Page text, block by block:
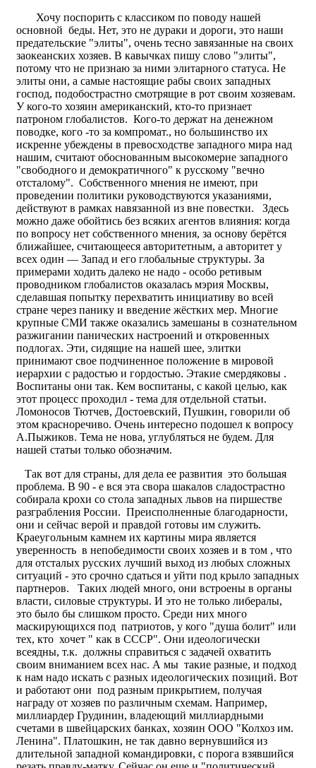
Хочу поспорить с классиком по поводу нашей
основной беды. Нет, это не дураки и дороги, это наши
предательские "элиты", очень тесно завязанные на своих
заокеанских хозяев. В кавычках пишу слово "элиты",
потому что не признаю за ними элитарного статуса. Не
элиты они, а самые настоящие рабы своих западных
господ, подобострастно смотрящие в рот своим хозяевам.
У кого-то хозяин американский, кто-то признает
патроном глобалистов. Кого-то держат на денежном
поводке, кого -то за компромат., но большинство их
искренне убеждены в превосходстве западного мира над
нашим, считают обоснованным высокомерие западного
"свободного и демократичного" к русскому "вечно
отсталому". Собственного мнения не имеют, при
проведении политики руководствуются указаниями,
действуют в рамках навязанной из вне повестки. Здесь
можно даже обойтись без всяких агентов влияния: когда
по вопросу нет собственного мнения, за основу берётся
ближайшее, считающееся авторитетным, а авторитет у
всех один — Запад и его глобальные структуры. За
примерами ходить далеко не надо - особо ретивым
проводником глобалистов оказалась мэрия Москвы,
сделавшая попытку перехватить инициативу во всей
стране через панику и введение жёстких мер. Многие
крупные СМИ также оказались замешаны в сознательном
разжигании панических настроений и откровенных
подлогах. Эти, сидящие на нашей шее, элитки
принимают свое подчиненное положение в мировой
иерархии с радостью и гордостью. Этакие смердяковы .
Воспитаны они так. Кем воспитаны, с какой целью, как
этот процесс проходил - тема для отдельной статьи.
Ломоносов Тютчев, Достоевский, Пушкин, говорили об
этом красноречиво. Очень интересно подошел к вопросу
А.Пыжиков. Тема не нова, углубляться не будем. Для
нашей статьи только обозначим.
Так вот для страны, для дела ее развития это большая
проблема. В 90 - е вся эта свора шакалов сладострастно
собирала крохи со стола западных львов на пиршестве
разграбления России. Преисполненные благодарности,
они и сейчас верой и правдой готовы им служить.
Краеугольным камнем их картины мира является
уверенность в непобедимости своих хозяев и в том , что
для отсталых русских лучший выход из любых сложных
ситуаций - это срочно сдаться и уйти под крыло западных
партнеров. Таких людей много, они встроены в органы
власти, силовые структуры. И это не только либералы,
это было бы слишком просто. Среди них много
маскирующихся под патриотов, у кого "душа болит" или
тех, кто хочет " как в СССР". Они идеологически
всеядны, т.к. должны справиться с задачей охватить
своим вниманием всех нас. А мы такие разные, и подход
к нам надо искать с разных идеологических позиций. Вот
и работают они под разным прикрытием, получая
награду от хозяев по различным схемам. Например,
миллиардер Грудинин, владеющий миллиардными
счетами в швейцарских банках, хозяин ООО "Колхоз им.
Ленина". Платошкин, не так давно вернувшийся из
длительной западной командировки, с порога взявшийся